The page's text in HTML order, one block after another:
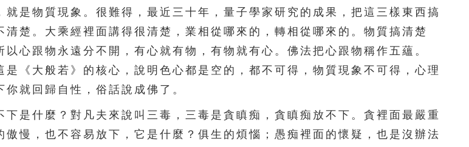
181 182 183 184 185
191 192 193 194 195
201 202 203 204 205
是物質現象。很難得，最近三十年，量子學家研究的成果，把這三樣東西搞
楚。大乘經裡面講得很清楚，業相從哪來的，轉相從哪來的。物質搞清楚
心跟物永遠分不開，有心就有物，有物就有心。佛法把心跟物稱作五蘊。
《大般若》的核心，說明色心都是空的，都不可得，物質現象不可得，心理
就回歸自性，俗話說成佛了。
什麼？對凡夫來說叫三毒，三毒是貪瞋痴，貪瞋痴放不下。貪裡面最嚴重
慢，也不容易放下，它是什麼？俱生的煩惱；愚痴裡面的懷疑，也是沒辦法